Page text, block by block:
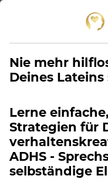
Nie mehr
Deines Lateins
Lerne
Strategien für
ADHS -